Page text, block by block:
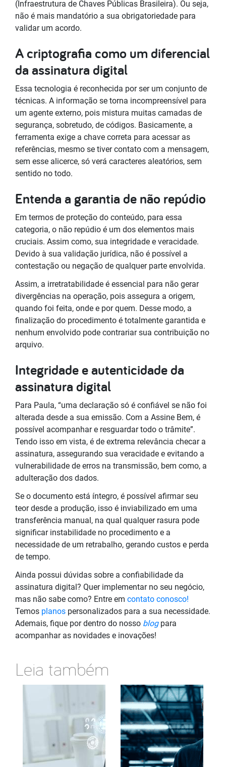
(Infraestrutura de Chaves Públicas Brasileira). Ou seja,
não é mais mandatório a sua obrigatoriedade para
validar um acordo.
A criptografia como um diferencial
da assinatura digital
Essa tecnologia é reconhecida por ser um conjunto de
técnicas. A informação se torna incompreensível para
um agente externo, pois mistura muitas camadas de
segurança, sobretudo, de códigos. Basicamente, a
ferramenta exige a chave correta para acessar as
referências, mesmo se tiver contato com a mensagem,
sem esse alicerce, só verá caracteres aleatórios, sem
sentido no todo.
Entenda a garantia de não repúdio
Em termos de proteção do conteúdo, para essa
categoria, o não repúdio é um dos elementos mais
cruciais. Assim como, sua integridade e veracidade.
Devido à sua validação jurídica, não é possível a
contestação ou negação de qualquer parte envolvida.
Assim, a irretratabilidade é essencial para não gerar
divergências na operação, pois assegura a origem,
quando foi feita, onde e por quem. Desse modo, a
finalização do procedimento é totalmente garantida e
nenhum envolvido pode contrariar sua contribuição no
arquivo.
Integridade e autenticidade da
assinatura digital
Para Paula, “uma declaração só é confiável se não foi
alterada desde a sua emissão. Com a Assine Bem, é
possível acompanhar e resguardar todo o trâmite”.
Tendo isso em vista, é de extrema relevância checar a
assinatura, assegurando sua veracidade e evitando a
vulnerabilidade de erros na transmissão, bem como, a
adulteração dos dados.
Se o documento está íntegro, é possível afirmar seu
teor desde a produção, isso é inviabilizado em uma
transferência manual, na qual qualquer rasura pode
significar instabilidade no procedimento e a
necessidade de um retrabalho, gerando custos e perda
de tempo.
Ainda possui dúvidas sobre a confiabilidade da
assinatura digital? Quer implementar no seu negócio,
mas não sabe como? Entre em contato conosco!
Temos planos personalizados para a sua necessidade.
Ademais, fique por dentro do nosso blogpara
acompanhar as novidades e inovações!
Leia também